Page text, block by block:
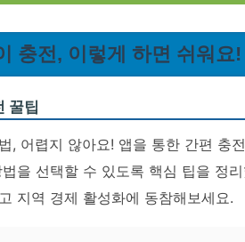
충전, 이렇게 하면 쉬워요!
꿀팁
, 어렵지 않아요! 앱을 통한 간편 충
을 선택할 수 있도록 핵심 팁을 정
지역 경제 활성화에 동참해보세요.